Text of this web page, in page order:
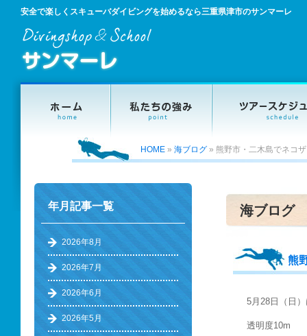
安全で楽しくスキューバダイビングを始めるなら三重県津市のサンマーレ
HOME » 海ブログ » 熊野市・二木島でネコ
海ブログ
熊
5月28日（日
透明度10m
年月記事一覧
2026年8月
2026年7月
2026年6月
2026年5月